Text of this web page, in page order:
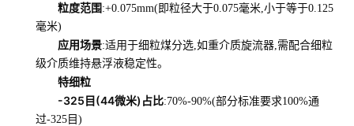
粒度范围:+0.075mm(即粒径大于0.075毫米,小于等于0.125
毫米)
应用场景:适用于细粒煤分选,如重介质旋流器,需配合细粒
级介质维持悬浮液稳定性。
特细粒
-325目(44微米)占比:70%-90%(部分标准要求100%通
过-325目)